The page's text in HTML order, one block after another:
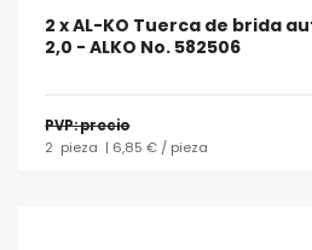
2 x AL-KO Tuerca de brida
2,0 - ALKO No. 582506
PVP: precio
2 pieza | 6,85 € / pieza